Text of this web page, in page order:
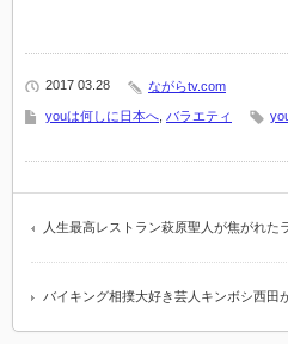
2017 03.28 ながらtv.com
youは何しに日本へ バラエティ
人生最高レストラン萩原聖人が焦がれた
バイキング相撲大好き芸人キンボシ西田